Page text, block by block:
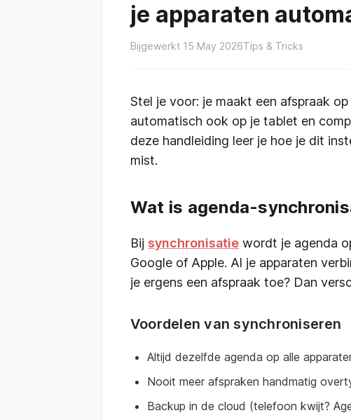
je apparaten
Bijgewerkt 15 May 2026Tips & Tricks
Stel je voor: je maakt een afspraak
automatisch ook op je tablet en
deze handleiding leer je hoe je dit
mist.
Wat is agenda-
Bij synchronisatie wordt je agenda
Google of Apple. Al je apparaten
je ergens een afspraak toe? Dan
Voordelen van synchroniseren
Altijd dezelfde agenda op alle
Nooit meer afspraken handmatig
Backup in de cloud (telefoon kwijt?